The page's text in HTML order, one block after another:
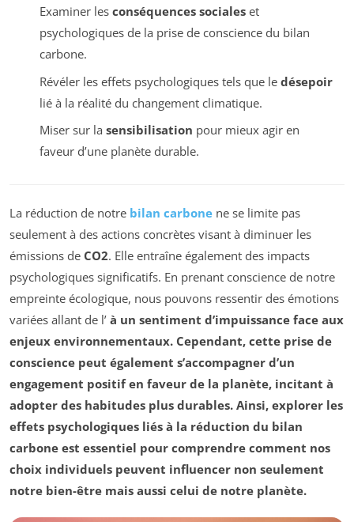
Examiner les conséquences socialeset
psychologiques de la prise de conscience du bilan
carbone.
Révéler les effets psychologiques tels que le désepoir
lié à la réalité du changement climatique.
Miser sur la sensibilisation pour mieux agir en
faveur d’une planète durable.
La réduction de notre bilan carbone ne se limite pas
seulement à des actions concrètes visant à diminuer les
émissions de CO2. Elle entraîne également des impacts
psychologiques significatifs. En prenant conscience de notre
empreinte écologique, nous pouvons ressentir des émotions
variées allant de l’ à un sentiment d’impuissance face aux
enjeux environnementaux. Cependant, cette prise de
conscience peut également s’accompagner d’un
engagement positif en faveur de la planète, incitant à
adopter des habitudes plus durables. Ainsi, explorer les
effets psychologiques liés à la réduction du bilan
carbone est essentiel pour comprendre comment nos
choix individuels peuvent influencer non seulement
notre bien-être mais aussi celui de notre planète.